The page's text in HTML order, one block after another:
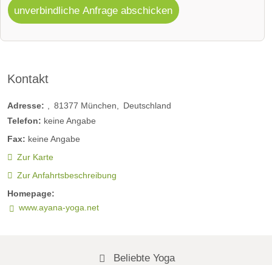
unverbindliche Anfrage abschicken
Kontakt
Adresse: 81377 München
Deutschland
Telefon: keine Angabe
Fax: keine Angabe
Zur Karte
Zur Anfahrtsbeschreibung
Homepage:
www.ayana-yoga.net
Beliebte Yoga